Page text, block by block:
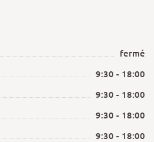
fermé
9:30 - 18:00
9:30 - 18:00
9:30 - 18:00
9:30 - 18:00